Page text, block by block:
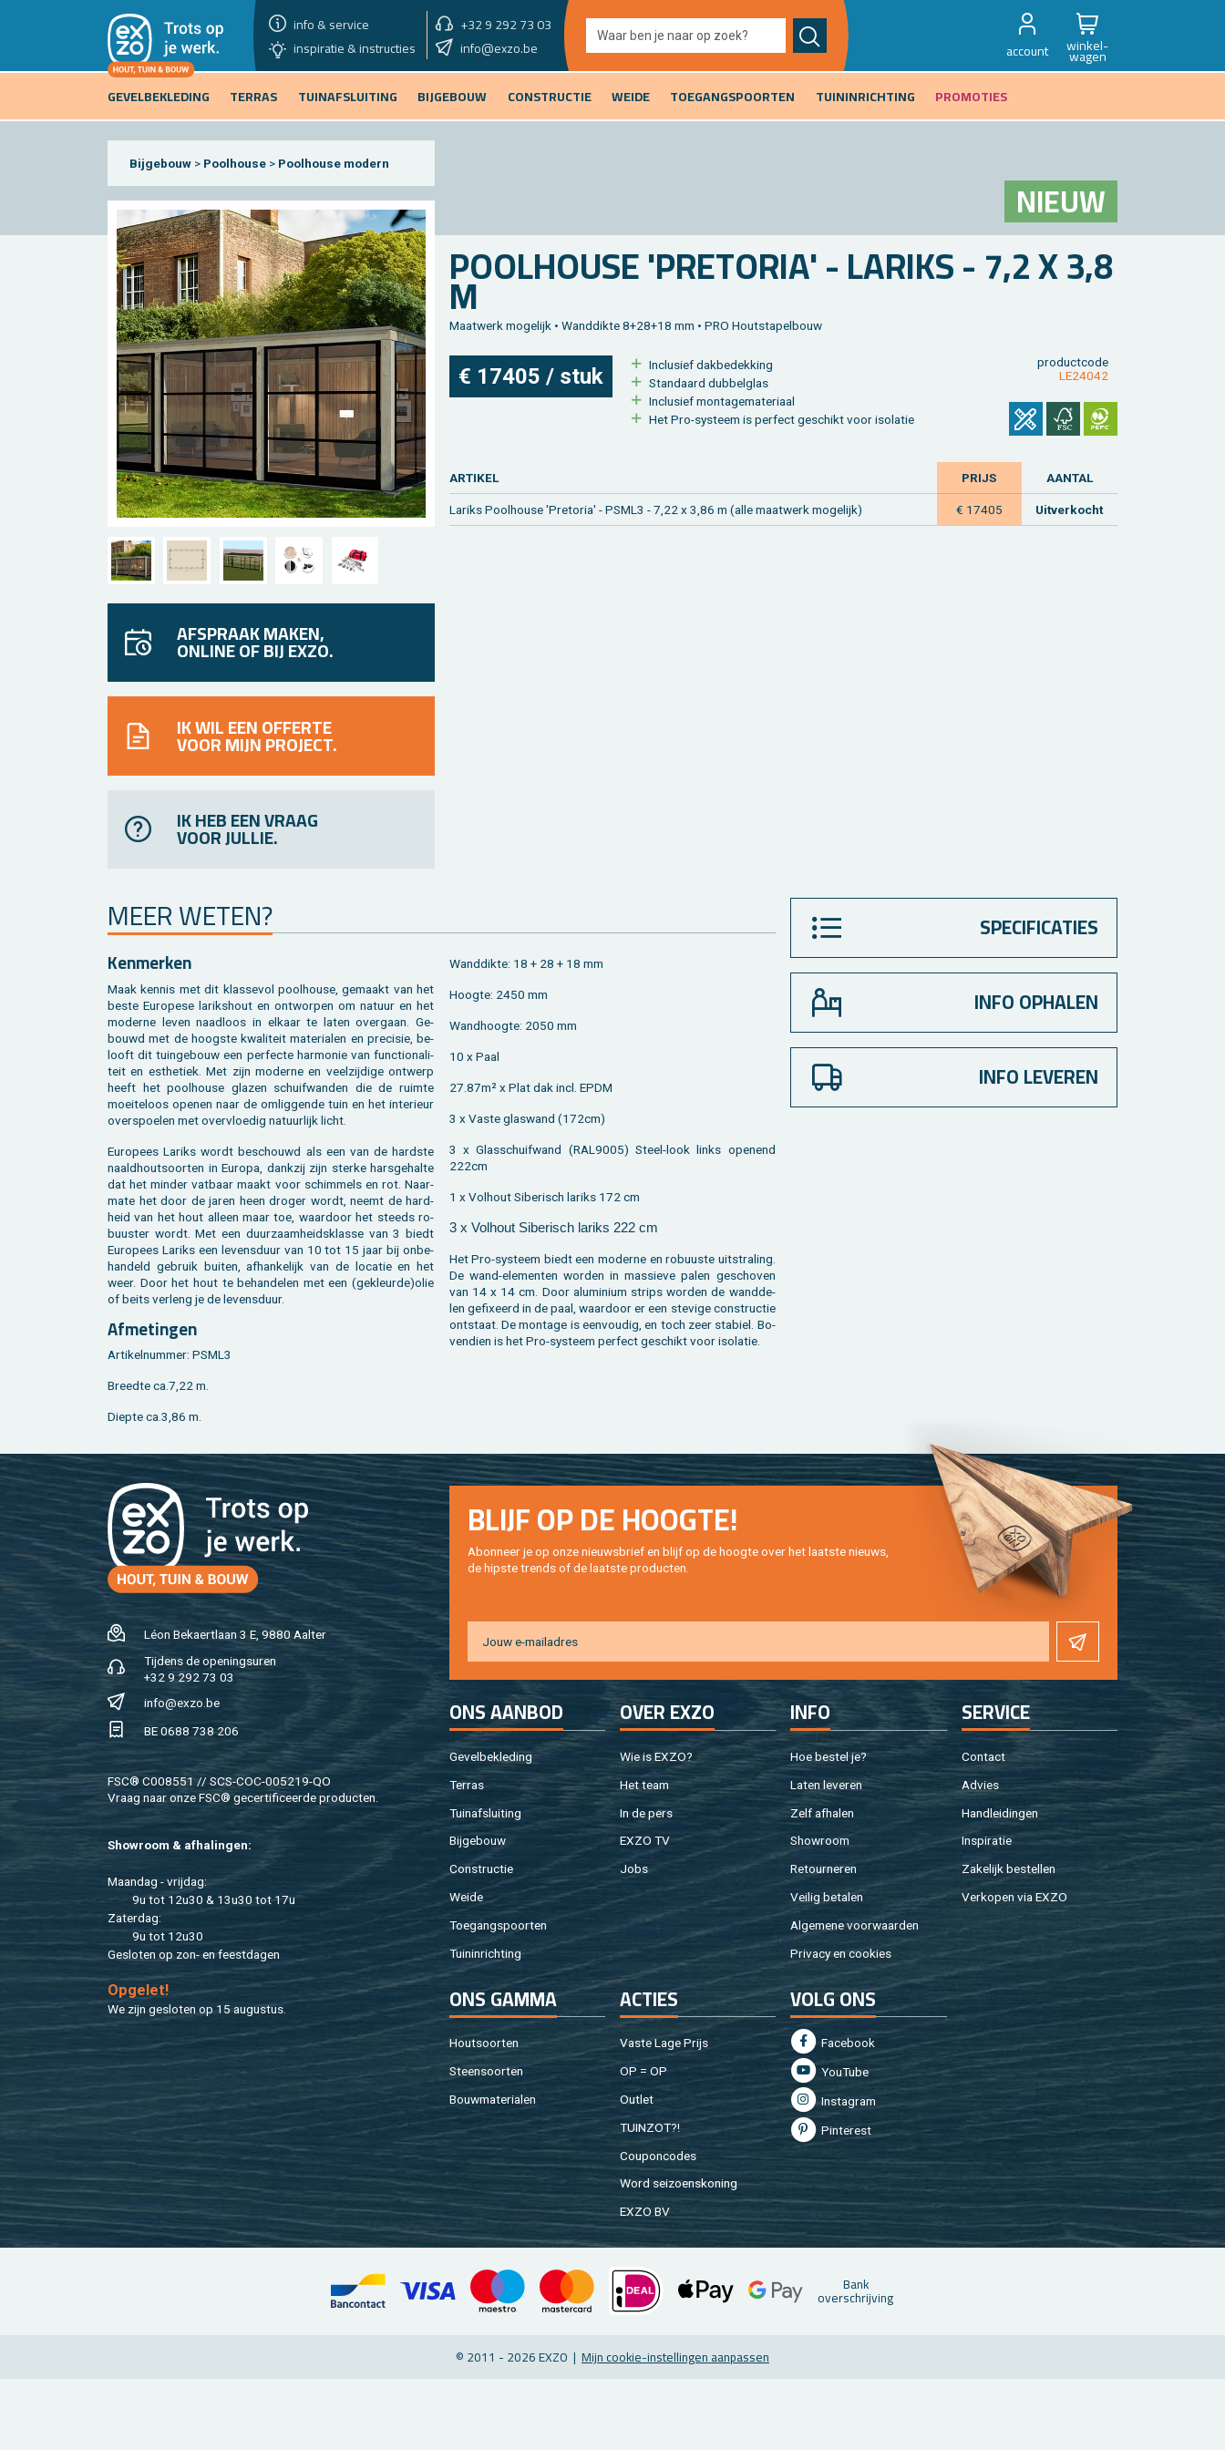
info & service +32 9 292 73 03
showroom overmorgen
inspiratie & instructies
info@exzo.be 9u - 12u30 & 13u30 - 17u account winkel-
wagen
GEVELBEKLEDING
TERRAS TUINAFSLUITING BIJGEBOUW CONSTRUCTIE WEIDE TOEGANGSPOORTEN TUININRICHTING PROMOTIES
NIEUW
Bijgebouw > Poolhouse > Poolhouse modern
POOL­HOU­SE 'PRE­TO­RIA' - LA­RIKS - 7,2 X 3,8
M
Maat­werk mo­ge­lijk • Wand­dik­te 8+28+18 mm • PRO Hout­sta­pel­bouw
€ 17405 / stuk
In­clu­sief dak­be­dek­king
Stan­daard dub­bel­glas
In­clu­sief mon­ta­ge­ma­te­ri­aal
Het Pro-sys­teem is per­fect ge­schikt voor iso­la­tie
product­code
LE24042
AR­TI­KEL PRIJS AAN­TAL
La­riks Pool­hou­se 'Pre­to­ria' - PSML3 - 7,22 x 3,86 m (alle maat­werk mo­ge­lijk) € 17405 Uit­ver­kocht
AFSPRAAK MAKEN,
ONLINE OF BIJ EXZO.
IK WIL EEN OFFERTE
VOOR MIJN PROJECT.
IK HEB EEN VRAAG
VOOR JULLIE.
MEER WETEN?
Ken­mer­ken
Maak ken­nis met dit klas­se­vol pool­hou­se, ge­maakt van het
beste Eu­ro­pe­se la­riks­hout en ont­wor­pen om na­tuur en het
mo­der­ne leven naad­loos in el­kaar te laten over­gaan. Ge­
bouwd met de hoog­ste kwa­li­teit ma­te­ri­a­len en pre­ci­sie, be­
looft dit tuin­ge­bouw een per­fec­te har­mo­nie van func­ti­o­na­li­
teit en es­the­tiek. Met zijn mo­der­ne en veel­zij­di­ge ont­werp
heeft het pool­hou­se gla­zen schuif­wan­den die de ruim­te
moei­te­loos ope­nen naar de om­lig­gen­de tuin en het in­te­ri­eur
over­spoe­len met over­vloe­dig na­tuur­lijk licht.
Eu­ro­pees La­riks wordt be­schouwd als een van de hard­ste
naald­hout­soor­ten in Eu­ro­pa, dank­zij zijn ster­ke hars­ge­hal­te
dat het min­der vat­baar maakt voor schim­mels en rot. Naar­
ma­te het door de jaren heen dro­ger wordt, neemt de hard­
heid van het hout al­leen maar toe, waar­door het steeds ro­
buus­ter wordt. Met een duur­zaam­heids­klas­se van 3 biedt
Eu­ro­pees La­riks een le­vens­duur van 10 tot 15 jaar bij on­be­
han­deld ge­bruik bui­ten, af­han­ke­lijk van de lo­ca­tie en het
weer. Door het hout te be­han­de­len met een (ge­kleur­de)olie
of beits ver­leng je de le­vens­duur.
Af­me­tin­gen
Ar­ti­kel­num­mer: PSML3
Breed­te ca.7,22 m.
Diep­te ca.3,86 m.
Wand­dik­te: 18 + 28 + 18 mm
Hoog­te: 2450 mm
Wand­hoog­te: 2050 mm
10 x Paal
27.87m² x Plat dak incl. EPDM
3 x Vaste glas­wand (172cm)
3 x Glas­schuif­wand (RAL9005) Steel-look links ope­nend
222cm
1 x Vol­hout Si­be­risch la­riks 172 cm
3 x Vol­hout Si­be­risch la­riks 222 cm
Het Pro-sys­teem biedt een mo­der­ne en ro­buus­te uit­stra­ling.
De wand-ele­men­ten wor­den in mas­sie­ve palen ge­scho­ven
van 14 x 14 cm. Door alu­mi­ni­um strips wor­den de wand­de­
len ge­fixeerd in de paal, waar­door er een ste­vi­ge con­struc­tie
ont­staat. De mon­ta­ge is een­vou­dig, en toch zeer sta­biel. Bo­
ven­dien is het Pro-sys­teem per­fect ge­schikt voor iso­la­tie.
SPECIFICATIES
INFO OPHALEN
INFO LEVEREN
Léon Be­kaert­laan 3 E, 9880 Aal­ter
Tij­dens de ope­nings­uren
+32 9 292 73 03
info@​exzo.​be
BE 0688 738 206
FSC® C008551 // SCS-COC-005219-QO
Vraag naar onze FSC® ge­cer­ti­fi­ceer­de pro­duc­ten.
Show­room & af­ha­lin­gen:
Maan­dag - vrij­dag:
9u tot 12u30 & 13u30 tot 17u
Za­ter­dag:
9u tot 12u30
Ge­slo­ten op zon- en feest­da­gen
Op­ge­let!
We zijn ge­slo­ten op 15 au­gus­tus.
BLIJF OP DE HOOG­TE!
Abon­neer je op onze nieuws­brief en blijf op de hoog­te over het laat­ste nieuws,
de hip­s­te trends of de laat­ste pro­duc­ten.
ONS AAN­BOD
Ge­vel­be­kle­ding
Ter­ras
Tuin­af­slui­ting
Bij­ge­bouw
Con­struc­tie
Weide
Toe­gangs­poor­ten
Tuin­in­rich­ting
OVER EXZO
Wie is EXZO?
Het team
In de pers
EXZO TV
Jobs
INFO
Hoe be­stel je?
Laten le­ve­ren
Zelf af­ha­len
Show­room
Re­tour­ne­ren
Vei­lig be­ta­len
Al­ge­me­ne voor­waar­den
Pri­va­cy en coo­kies
SER­VI­CE
Con­tact
Ad­vies
Hand­lei­din­gen
In­spi­ra­tie
Za­ke­lijk be­stel­len
Ver­ko­pen via EXZO
ONS GAMMA
Hout­soor­ten
Steen­soor­ten
Bouw­ma­te­ri­a­len
AC­TIES
Vaste Lage Prijs
OP = OP
Out­let
TUIN­ZOT?!
Cou­pon­co­des
Word sei­zoens­ko­ning
EXZO BV
VOLG ONS
Fa­cebook
You­Tu­be
In­st­agram
Pin­te­rest
Bank
over­schrij­ving
© 2011 - 2026 EXZO | Mijn coo­kie-in­stel­lin­gen aan­pas­sen